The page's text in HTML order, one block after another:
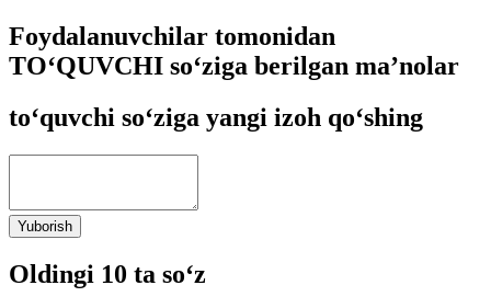
Foydalanuvchilar tomonidan
TO‘QUVCHI so‘ziga berilgan ma’nolar
to‘quvchi so‘ziga yangi izoh qo‘shing
Yuborish
Oldingi 10 ta so‘z